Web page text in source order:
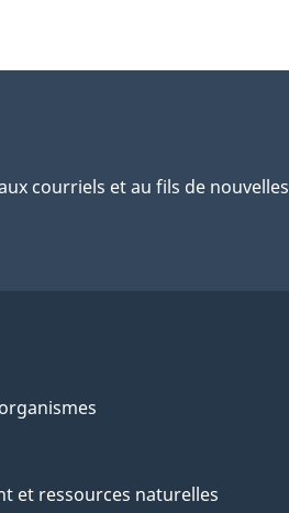
courriels et au fils de nouvelles
et ressources naturelles